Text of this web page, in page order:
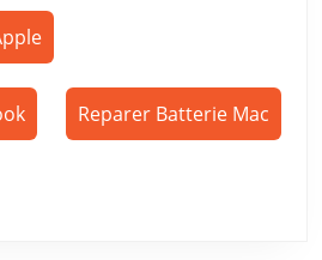
Reparer Batterie Mac